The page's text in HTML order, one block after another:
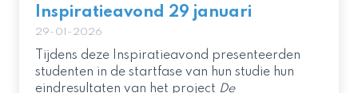
Inspiratieavond 29 januari
29-01-2026
Tijdens deze Inspiratieavond presenteerden
studenten in de startfase van hun studie hun
eindresultaten van het project De